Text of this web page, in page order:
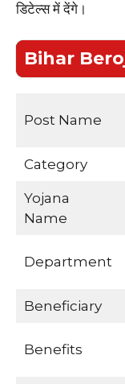
डिटेल्स में देंगे।
Bihar
Post Name
Category
Yojana
Name
Department
Beneficiary
Benefits